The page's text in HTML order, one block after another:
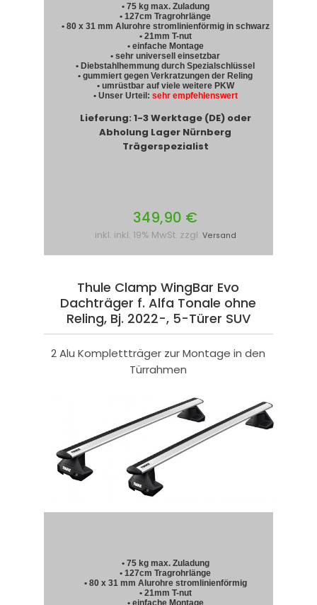
• 75 kg max. Zuladung
• 127cm Tragrohrlänge
• 80 x 31 mm Alurohre stromlinienförmig in schwarz
• 21mm T-nut
• einfache Montage
• sehr universell einsetzbar
• Diebstahlhemmung durch Spezialschlüssel
• gummiert gegen Verkratzungen der Reling
• umrüstbar auf viele weitere PKW
• Unser Urteil: sehr empfehlenswert
Lieferung: 1-3 Werktage (DE) oder
Abholung Lager Nürnberg
Trägerspezialist
349,90 €
inkl. inkl. 19% MwSt. zzgl. Versand
Thule Clamp WingBar Evo
Dachträger f. Alfa Tonale ohne
Reling, Bj. 2022-, 5-Türer SUV
2 Alu Komplettträger zur Montage in den
Türrahmen
• 75 kg max. Zuladung
• 127cm Tragrohrlänge
• 80 x 31 mm Alurohre stromlinienförmig
• 21mm T-nut
• einfache Montage